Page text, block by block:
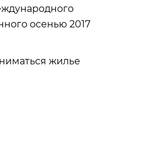
осенью 2017
жилье